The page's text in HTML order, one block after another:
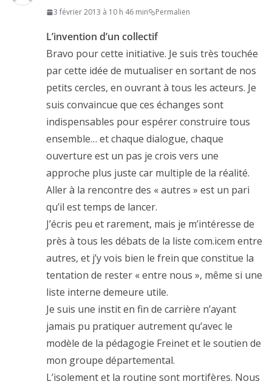
3 février 2013 à 10 h 46 min Permalien
L’invention d’un collectif
Bravo pour cette initiative. Je suis très touchée
par cette idée de mutualiser en sortant de nos
petits cercles, en ouvrant à tous les acteurs. Je
suis convaincue que ces échanges sont
indispensables pour espérer construire tous
ensemble… et chaque dialogue, chaque
ouverture est un pas je crois vers une
approche plus juste car multiple de la réalité.
Aller à la rencontre des « autres » est un pari
qu’il est temps de lancer.
J’écris peu et rarement, mais je m’intéresse de
près à tous les débats de la liste com.icem entre
autres, et j’y vois bien le frein que constitue la
tentation de rester « entre nous », même si une
liste interne demeure utile.
Je suis une instit en fin de carrière n’ayant
jamais pu pratiquer autrement qu’avec le
modèle de la pédagogie Freinet et le soutien de
mon groupe départemental.
L’isolement et la routine sont mortifères. Nous